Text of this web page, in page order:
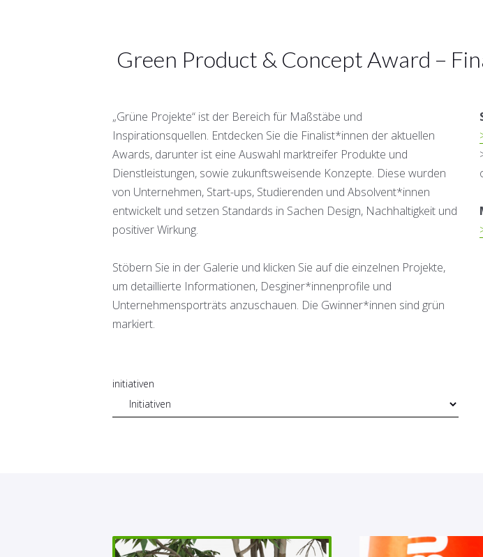
Green Product & Concept Award –
„Grüne Projekte“ ist der Bereich für Maßstäbe und
Inspirationsquellen. Entdecken Sie die Finalist*innen der aktuellen
Awards, darunter ist eine Auswahl marktreifer Produkte und
Dienstleistungen, sowie zukunftsweisende Konzepte. Diese wurden
von Unternehmen, Start-ups, Studierenden und Absolvent*innen
entwickelt und setzen Standards in Sachen Design, Nachhaltigkeit und
positiver Wirkung.
Stöbern Sie in der Galerie und klicken Sie auf die einzelnen Projekte,
um detaillierte Informationen, Desginer*innenprofile und
Unternehmensporträts anzuschauen. Die Gwinner*innen sind grün
markiert.
initiativen